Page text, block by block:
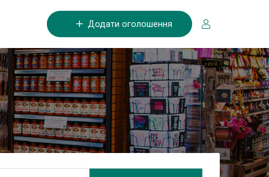
Додати оголошення